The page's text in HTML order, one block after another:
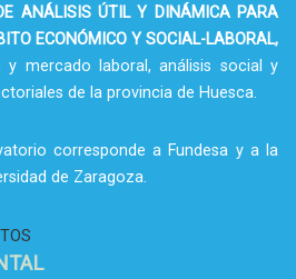
ANÁLISIS ÚTIL Y DINÁMICA PARA
ECONÓMICO Y SOCIAL-LABORAL,
mercado laboral, análisis social y
de la provincia de Huesca.
corresponde a Fundesa y a la
de Zaragoza.